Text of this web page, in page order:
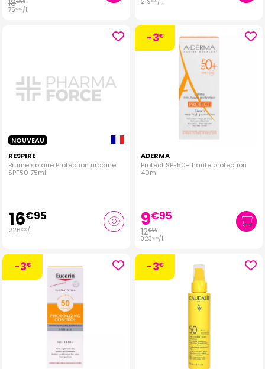
18
75€80/l.
NOUVEAU
RESPIRE
Brume solaire Protection urbaine
SPF50 75ml
16€95
226€00/l.
-3€
ADERMA
Protect SPF50+ haute protection
40ml
9€95
12€95
323€75/l.
-3€ -3€